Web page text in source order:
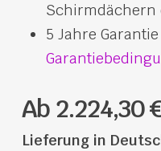
Schirmdächern
5 Jahre
Ab 2.224,30
Lieferung in